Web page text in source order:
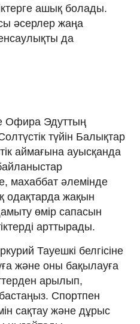
ашық болады.
әсерлер жаңа
да
Офира Эдуттың
түйін Балықтар
аймағына ауысқанда
махаббат әлемінде
жақын
өмір сапасын
арттырады.
Тауешкі белгісіне
және оны бақылауға
арылып,
Спортпен
сақтау және дұрыс